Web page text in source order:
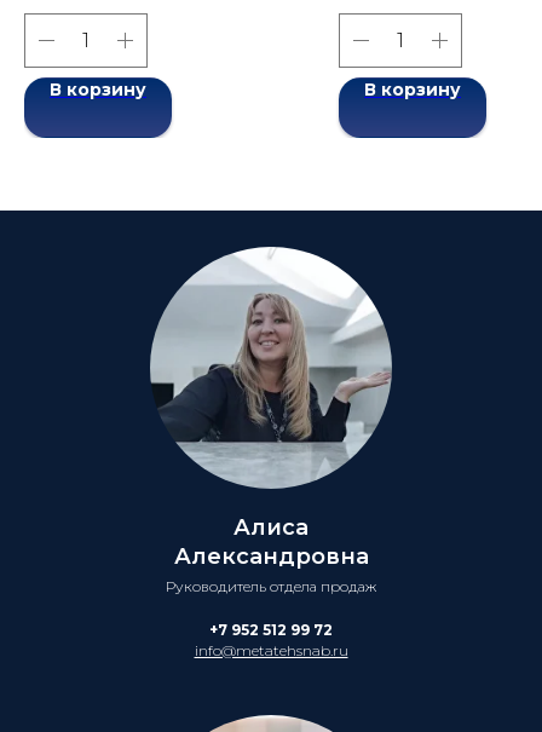
2001
В корзину
бесшовный ГОСТ
2001
В корзину
Алиса
Александровна
Руководитель отдела продаж
+7 952 512 99 72
info@metatehsnab.ru